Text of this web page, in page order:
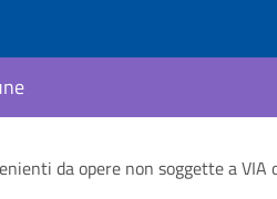
da opere non soggette a